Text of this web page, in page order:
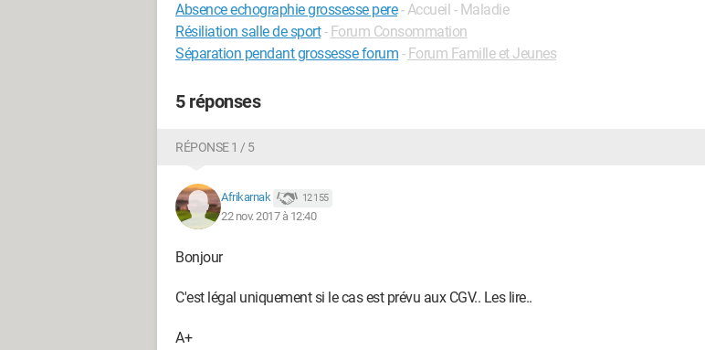
Absence echographie grossesse pere - Accueil - Maladie
Résiliation salle de sport - Forum Consommation
Séparation pendant grossesse forum - Forum Famille et Jeunes
5 réponses
RÉPONSE 1 / 5
Afrikarnak 12 155
22 nov. 2017 à 12:40
Bonjour
C'est légal uniquement si le cas est prévu aux CGV.. Les lire..
A+